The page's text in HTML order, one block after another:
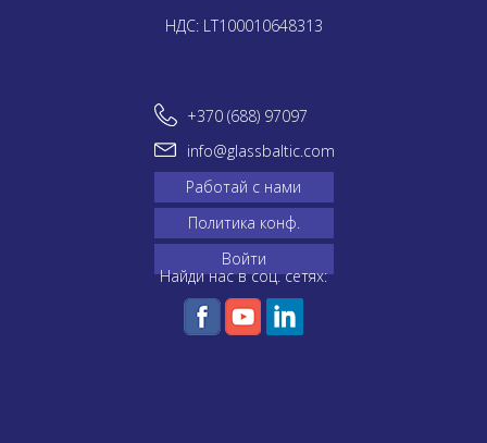
НДС: LT100010648313
+370 (688) 97097
info@glassbaltic.com
Работай с нами
Политика конф.
Войти
Найди нас в соц. сетях: